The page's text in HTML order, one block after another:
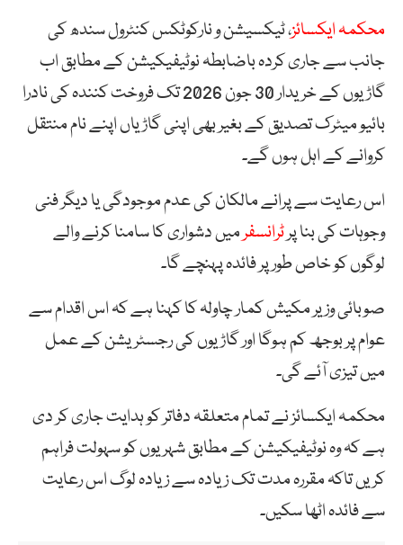
محکمہ ایکسائز، ٹیکسیشن و نارکوٹکس کنٹرول سندھ کی
جانب سے جاری کردہ باضابطہ نوٹیفیکیشن کے مطابق اب
گاڑیوں کے خریدار 30 جون 2026 تک فروخت کنندہ کی نادرا
بائیو میٹرک تصدیق کے بغیر بھی اپنی گاڑیاں اپنے نام منتقل
کروانے کے اہل ہوں گے۔
اس رعایت سے پرانے مالکان کی عدم موجودگی یا دیگر فنی
وجوہات کی بنا پرٹرانسفرمیں دشواری کا سامنا کرنے والے
لوگوں کو خاص طور پر فائدہ پہنچے گا۔
صوبائی وزیر مکیش کمار چاولہ کا کہنا ہے کہ اس اقدام سے
عوام پر بوجھ کم ہوگا اور گاڑیوں کی رجسٹریشن کے عمل
میں تیزی آئے گی۔
محکمہ ایکسائز نے تمام متعلقہ دفاتر کو ہدایت جاری کر دی
ہے کہ وہ نوٹیفیکیشن کے مطابق شہریوں کو سہولت فراہم
کریں تاکہ مقررہ مدت تک زیادہ سے زیادہ لوگ اس رعایت
سے فائدہ اٹھا سکیں۔